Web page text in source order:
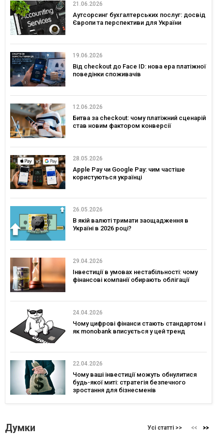
21.06.2026
Аутсорсинг бухгалтерських послуг: досвід
Європи та перспективи для України
19.06.2026
Від checkout до Face ID: нова ера платіжної
поведінки споживачів
12.06.2026
Битва за checkout: чому платіжний сценарій
став новим фактором конверсії
28.05.2026
Apple Pay чи Google Pay: чим частіше
користуються українці
26.05.2026
В якій валюті тримати заощадження в
Україні в 2026 році?
29.04.2026
Інвестиції в умовах нестабільності: чому
фінансові компанії обирають облігації
24.04.2026
Чому цифрові фінанси стають стандартом і
як monobank вписується у цей тренд
22.04.2026
Чому ваші інвестиції можуть обнулитися
будь-якої миті: стратегія безпечного
зростання для бізнесменів
Думки Усі статті >>